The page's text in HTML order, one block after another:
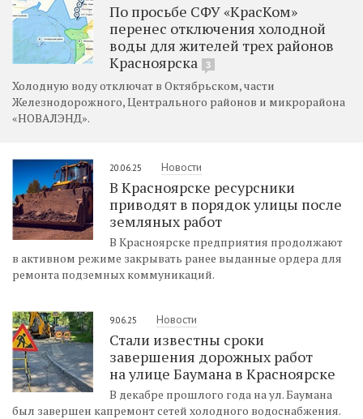
По просьбе СФУ «КрасКом»
перенес отключения холодной
воды для жителей трех районов
Красноярска
3
Холодную воду отключат в Октябрьском, части
Железнодорожного, Центрального районов и микрорайона
«НОВАЛЭНД».
20.06.25 Новости
В Красноярске ресурсники
приводят в порядок улицы после
земляных работ
В Красноярске предприятия продолжают
в активном режиме закрывать ранее выданные ордера для
ремонта подземных коммуникаций.
9.06.25 Новости
Стали известны сроки
завершения дорожных работ
на улице Баумана в Красноярске
В декабре прошлого года на ул. Баумана
был завершен капремонт сетей холодного водоснабжения.